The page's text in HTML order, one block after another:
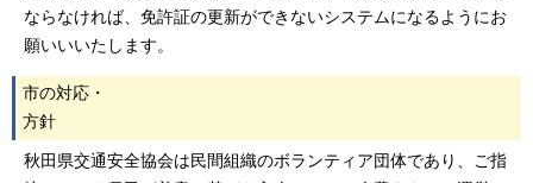
ならなければ、免許証の更新ができないシステムになるようにお
願いいいたします。
市の対応・
方針
秋田県交通安全協会は民間組織のボランティア団体であり、ご指